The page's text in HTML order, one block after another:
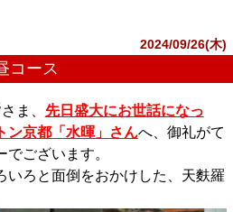
2024/09/26(木)
コース
ま、 先日盛大にお世話になっ
ン京都「水暉」さんへ、御礼がて
ございます。
いろと面倒をおかけした、天麩羅